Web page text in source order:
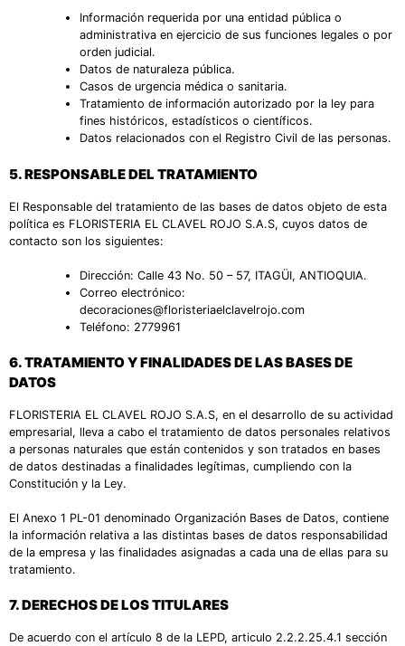
Información requerida por una entidad pública o
administrativa en ejercicio de sus funciones legales o por
orden judicial.
Datos de naturaleza pública.
Casos de urgencia médica o sanitaria.
Tratamiento de información autorizado por la ley para
fines históricos, estadísticos o científicos.
Datos relacionados con el Registro Civil de las personas.
5.RESPONSABLE DEL TRATAMIENTO
El Responsable del tratamiento de las bases de datos objeto de esta
política es FLORISTERIA EL CLAVEL ROJO S.A.S, cuyos datos de
contacto son los siguientes:
Dirección: Calle 43 No. 50 – 57, ITAGÜI, ANTIOQUIA.
Correo electrónico:
decoraciones@floristeriaelclavelrojo.com
Teléfono: 2779961
6.TRATAMIENTO Y FINALIDADES DE LAS BASES DE
DATOS
FLORISTERIA EL CLAVEL ROJO S.A.S, en el desarrollo de su actividad
empresarial, lleva a cabo el tratamiento de datos personales relativos
a personas naturales que están contenidos y son tratados en bases
de datos destinadas a finalidades legítimas, cumpliendo con la
Constitución y la Ley.
El Anexo 1 PL-01 denominado Organización Bases de Datos, contiene
la información relativa a las distintas bases de datos responsabilidad
de la empresa y las finalidades asignadas a cada una de ellas para su
tratamiento.
7.DERECHOS DE LOS TITULARES
De acuerdo con el artículo 8 de la LEPD, articulo 2.2.2.25.4.1 sección